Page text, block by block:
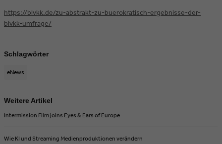
https://blvkk.de/zu-abstrakt-zu-buerokratisch-ergebnisse-der-
blvkk-umfrage/
Schlagwörter
eNews
Weitere Artikel
Intermission Film joins Eyes & Ears of Europe
Wie KI und Streaming Medienproduktionen verändern